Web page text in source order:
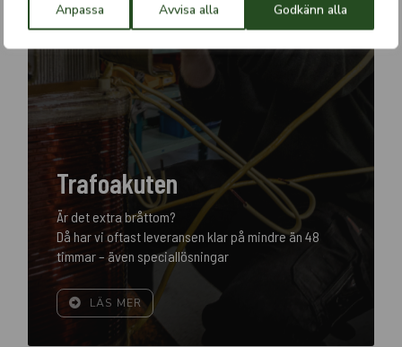
Anpassa Avvisa alla Godkänn alla
Trafoakuten
Är det extra bråttom?
Då har vi oftast leveransen klar på mindre än 48
timmar – även speciallösningar
LÄS MER